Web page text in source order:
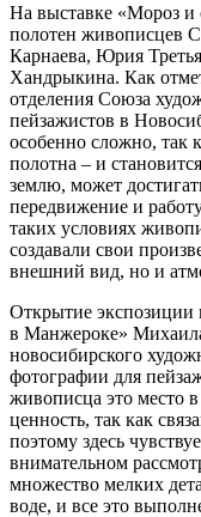
На выставке «Мороз и
полотен живописцев
Карнаева, Юрия
Хандрыкина. Как
отделения Союза
пейзажистов в
особенно сложно, так
полотна – и
землю, может
передвижение и
таких условиях
создавали свои
внешний вид, но и
Открытие экспозиции
в Манжероке»
новосибирского
фотографии для
живописца это место
ценность, так как
поэтому здесь
внимательном
множество мелких
воде, и все это